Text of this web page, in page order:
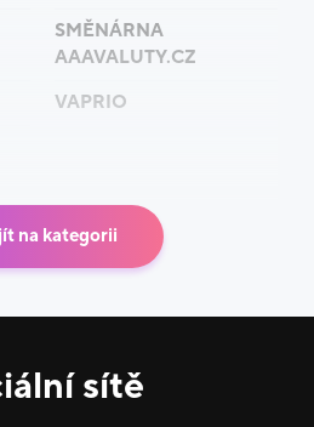
SMĚNÁRNA
AAAVALUTY.CZ
VAPRIO
na kategorii
sítě